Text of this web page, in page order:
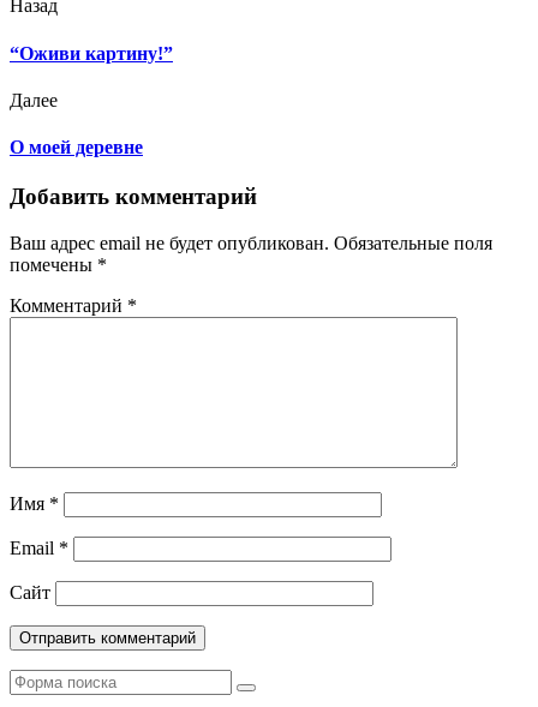
Назад
“Оживи картину!”
Далее
О моей деревне
Добавить комментарий
Ваш адрес email не будет опубликован. Обязательные поля
помечены *
Комментарий *
Имя *
Email *
Сайт
Поиск